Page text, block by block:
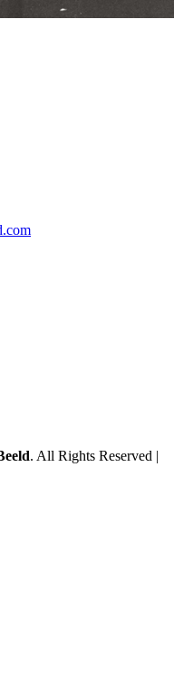
. All Rights Reserved |